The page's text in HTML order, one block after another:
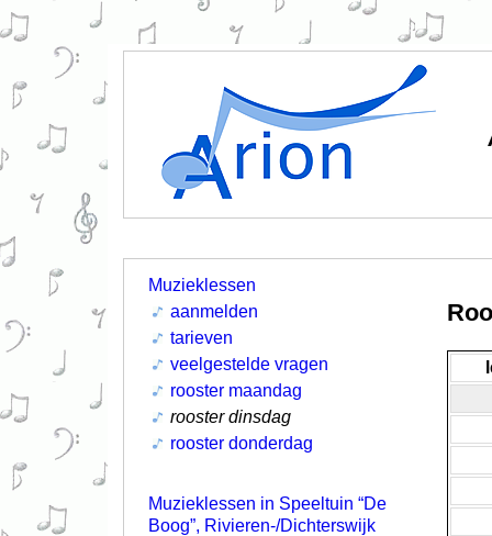
Muzieklessen
aanmelden
tarieven
veelgestelde vragen
rooster maandag
rooster dinsdag
rooster donderdag
Muzieklessen in Speeltuin “De
Boog”, Rivieren-/Dichterswijk